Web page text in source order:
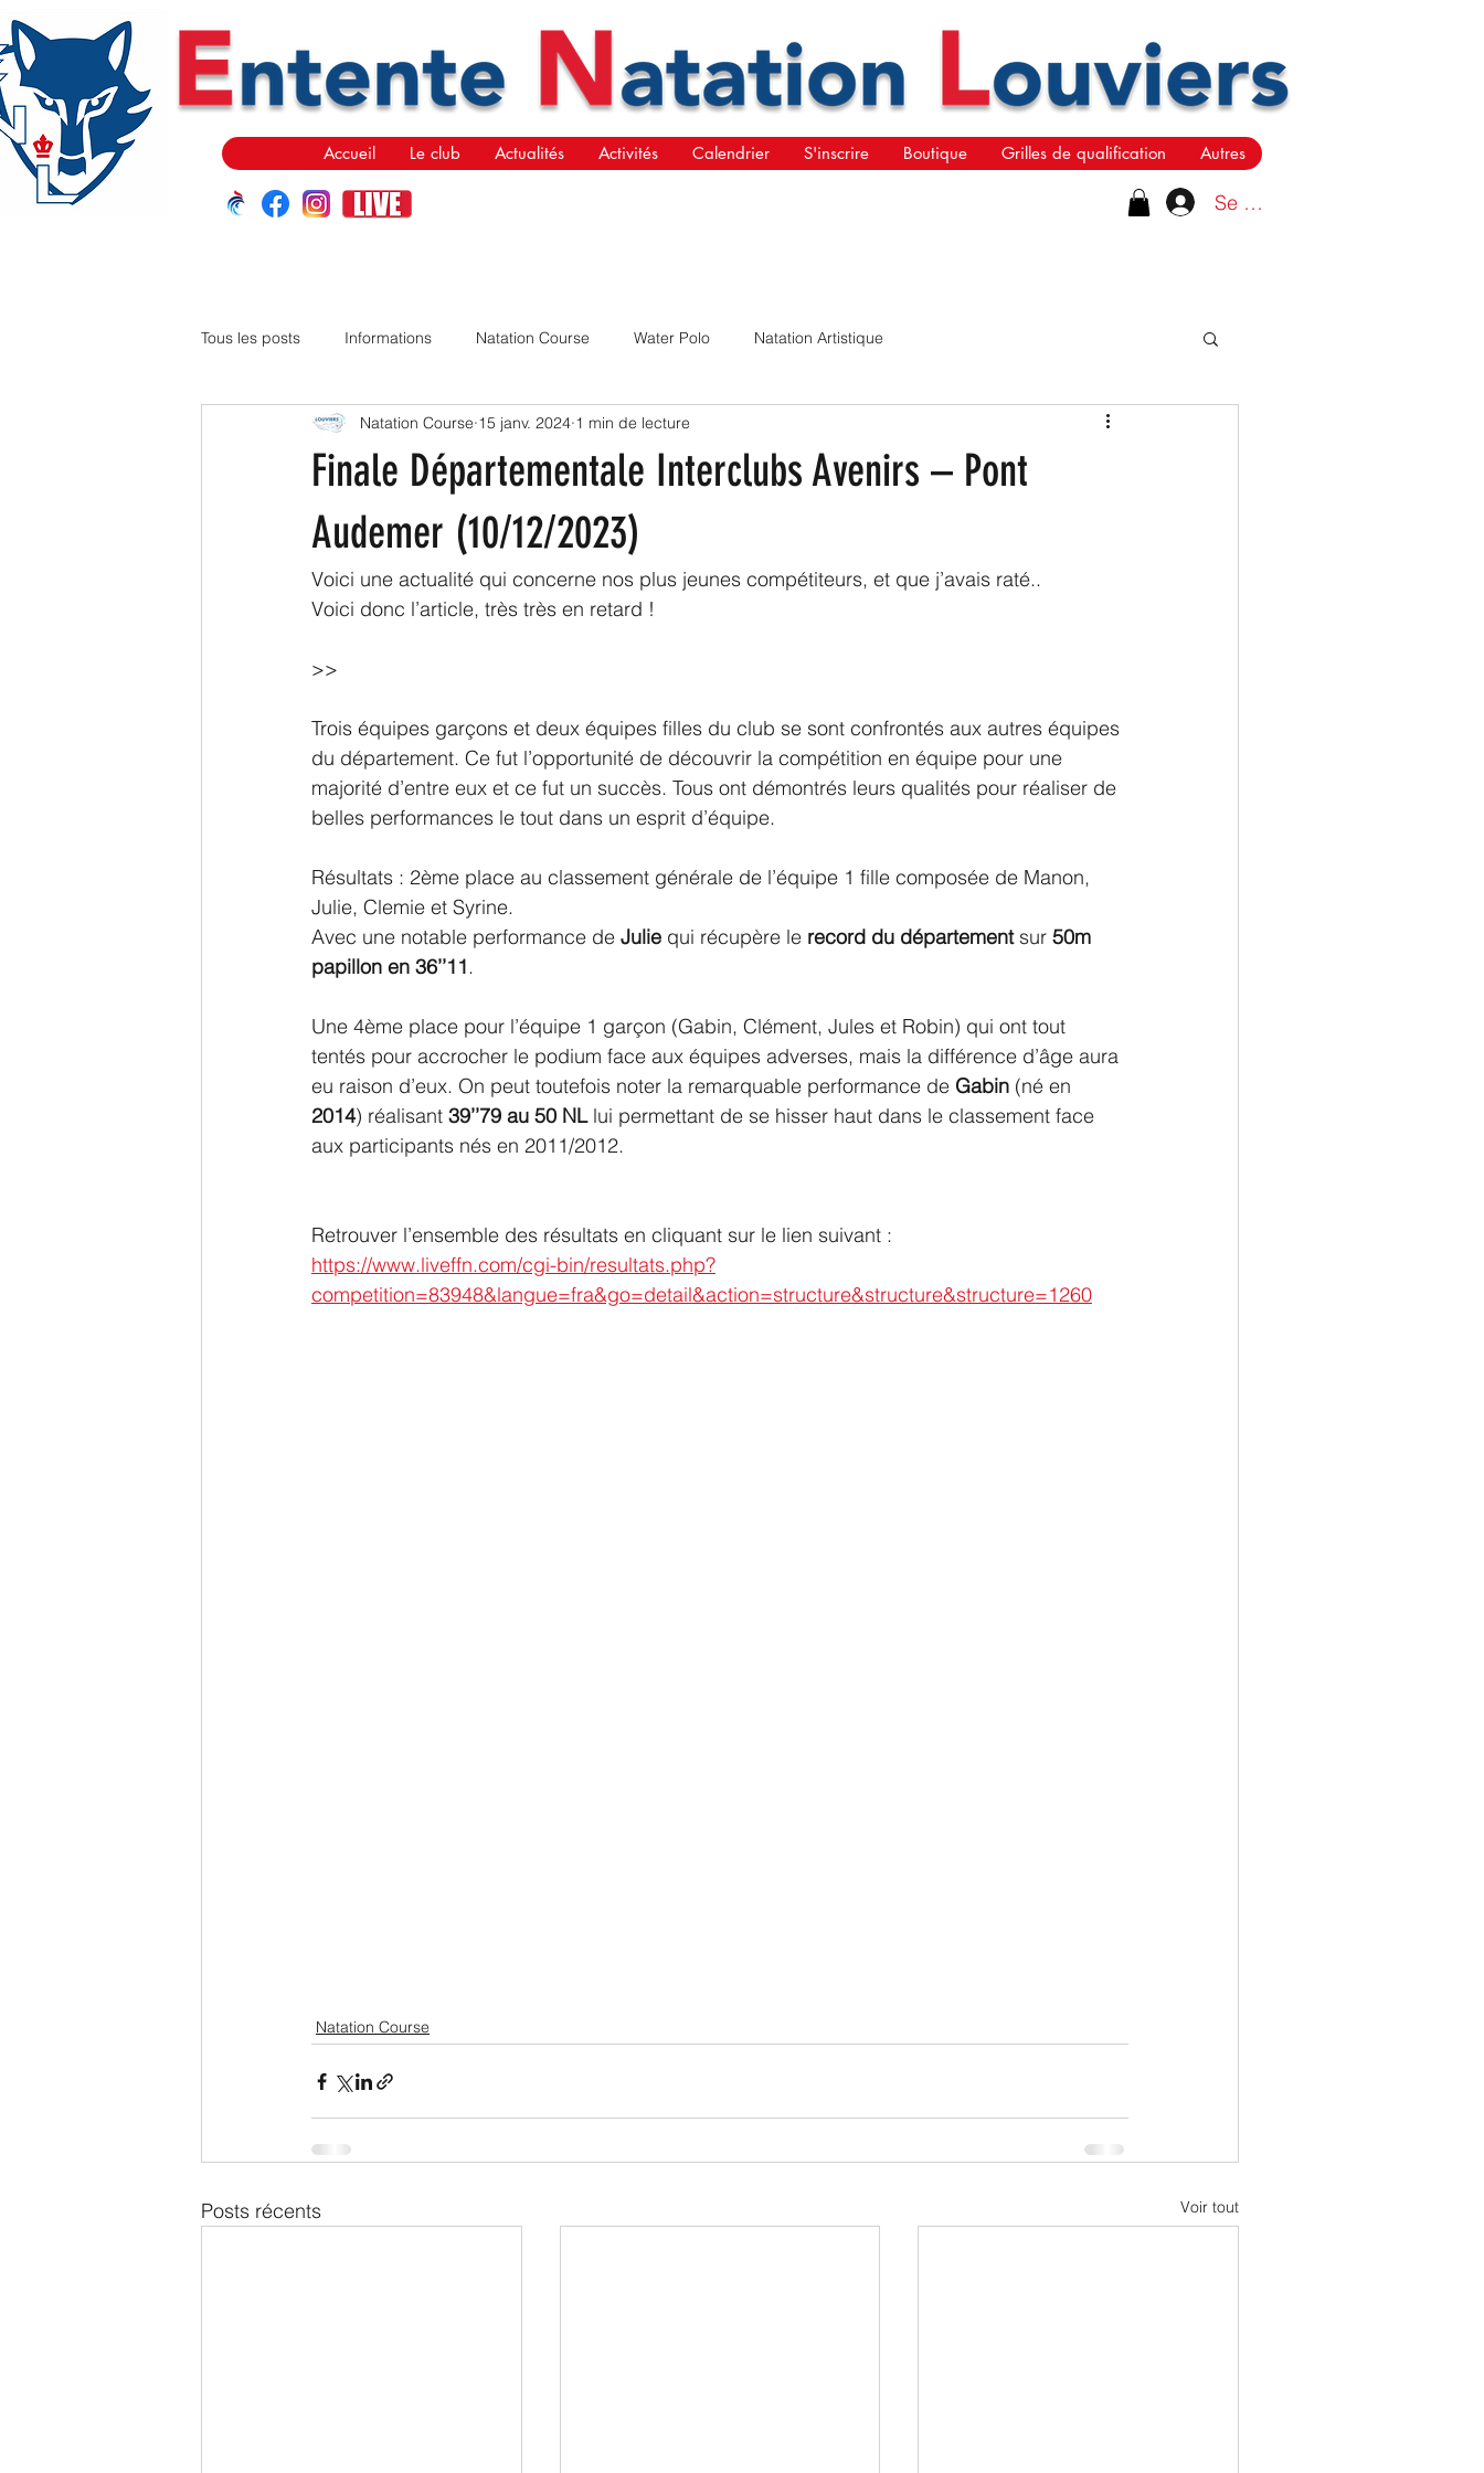
Se connecter
Accueil Le club Actualités Activités Calendrier S'inscrire Boutique Grilles de qualification Autres
Tous les posts Informations Natation Course Water Polo Natation Artistique
Finale Départementale Interclubs Avenirs – Pont
Audemer (10/12/2023)
Natation Course 15 janv. 2024 1 min de lecture
Voici une actualité qui concerne nos plus jeunes compétiteurs, et que j’avais raté..
Voici donc l’article, très très en retard !
>>
Trois équipes garçons et deux équipes filles du club se sont confrontés aux autres équipes
du département. Ce fut l’opportunité de découvrir la compétition en équipe pour une
majorité d’entre eux et ce fut un succès. Tous ont démontrés leurs qualités pour réaliser de
belles performances le tout dans un esprit d’équipe.
Résultats : 2ème place au classement générale de l’équipe 1 fille composée de Manon,
Julie, Clemie et Syrine.
Avec une notable performance de Julie qui récupère le record du département sur 50m
papillon en 36’’11.
Une 4ème place pour l’équipe 1 garçon (Gabin, Clément, Jules et Robin) qui ont tout
tentés pour accrocher le podium face aux équipes adverses, mais la différence d’âge aura
eu raison d’eux. On peut toutefois noter la remarquable performance de Gabin (né en
2014) réalisant 39’’79 au 50 NL lui permettant de se hisser haut dans le classement face
aux participants nés en 2011/2012.
Retrouver l’ensemble des résultats en cliquant sur le lien suivant :
https://www.liveffn.com/cgi-bin/resultats.php?
competition=83948&langue=fra&go=detail&action=structure&structure&structure=1260
Natation Course
Posts récents Voir tout